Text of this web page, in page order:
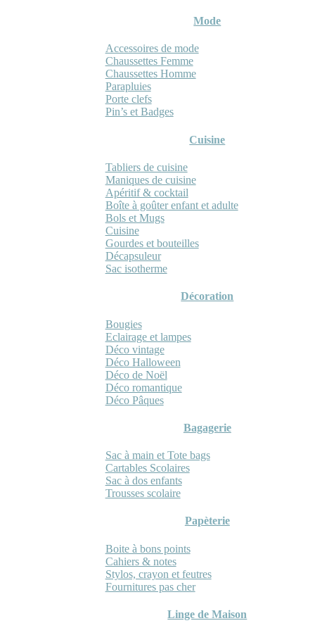
Mode
Accessoires de mode
Chaussettes Femme
Chaussettes Homme
Parapluies
Porte clefs
Pin’s et Badges
Cuisine
Tabliers de cuisine
Maniques de cuisine
Apéritif & cocktail
Boîte à goûter enfant et adulte
Bols et Mugs
Cuisine
Gourdes et bouteilles
Décapsuleur
Sac isotherme
Décoration
Bougies
Eclairage et lampes
Déco vintage
Déco Halloween
Déco de Noël
Déco romantique
Déco Pâques
Bagagerie
Sac à main et Tote bags
Cartables Scolaires
Sac à dos enfants
Trousses scolaire
Papèterie
Boite à bons points
Cahiers & notes
Stylos, crayon et feutres
Fournitures pas cher
Linge de Maison